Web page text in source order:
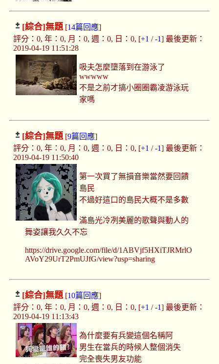
[綜合]無題[14篇回應]
評分：0, 年：0, 月：0, 週：0, 日：0, [+1 /-1] 最後更新：
2019-04-19 11:51:28
吸夫怎麼墮落到在游泳了
wwwww
不是之前才搞小圈圈霸凌游泳玩
家嗎
[綜合]無題[9篇回應]
評分：0, 年：0, 月：0, 週：0, 日：0, [+1 /-1] 最後更新：
2019-04-19 11:50:40
第一次買了無損音樂當然要回饋
島民
不過好這口的島民大概不是多數
滿島光冷冽美麗的歌聲與動人的
舞姿讓我久久不忘
https://drive.google.com/file/d/1ABVjf5HXiTJRMrlO
AVoY29UrT2PmUJfG/view?usp=sharing
[綜合]無題[10篇回應]
評分：0, 年：0, 月：0, 週：0, 日：0, [+1 /-1] 最後更新：
2019-04-19 11:13:43
為什麼要有兵變這個名稱阿
男生在當兵的時候人整個消失
完全喪失男友功能